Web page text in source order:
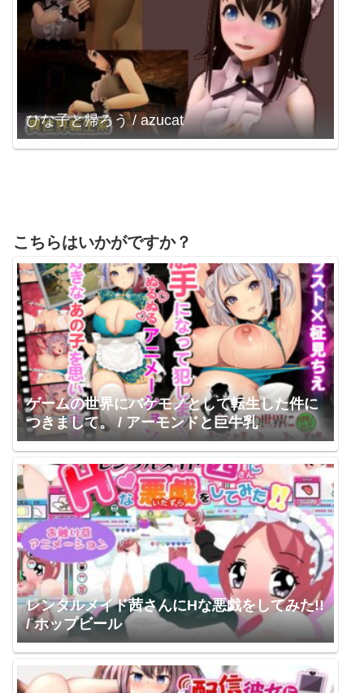
ひな子と帰ろう / azucat
こちらはいかがですか？
ゲームの世界にバケモノとして転生した件に
つきまして。 / アーモンドと巨牛乳
レンタルメイド茜さんにHな悪戯をしてみた!!
/ ホップビール